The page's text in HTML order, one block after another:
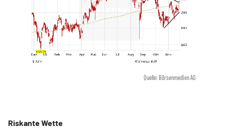
Quelle: Börsenmedien AG
Riskante Wette